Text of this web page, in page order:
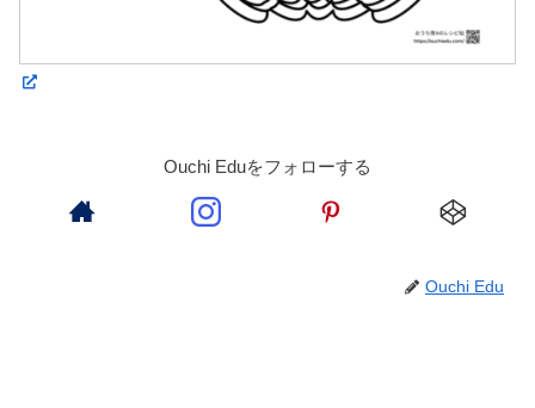
Ouchi Eduをフォローする
Ouchi Edu